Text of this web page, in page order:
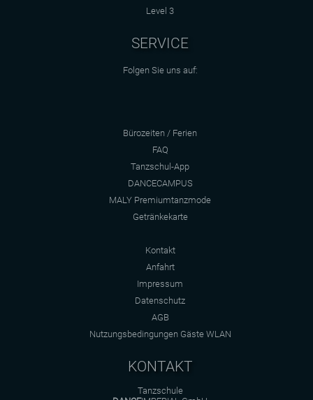
Level 3
SERVICE
Folgen Sie uns auf:
Bürozeiten / Ferien
FAQ
Tanzschul-App
DANCECAMPUS
MALY Premiumtanzmode
Getränkekarte
Kontakt
Anfahrt
Impressum
Datenschutz
AGB
Nutzungsbedingungen Gäste WLAN
KONTAKT
Tanzschule